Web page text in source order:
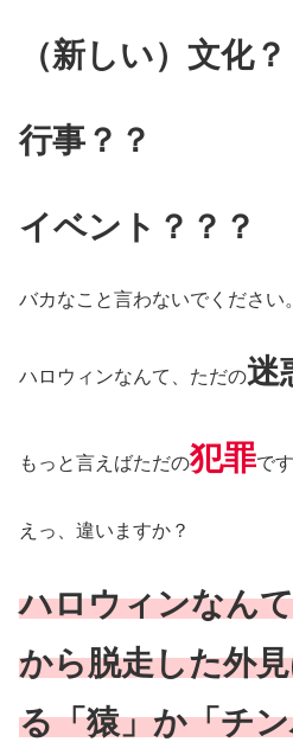
（新しい）文化？
行事？？
イベント？？？
バカなこと言わないでください。
ハロウィンなんて、ただの迷
もっと言えばただの犯罪です
えっ、違いますか？
ハロウィンなん
から脱走した外
る「猿」か「チ